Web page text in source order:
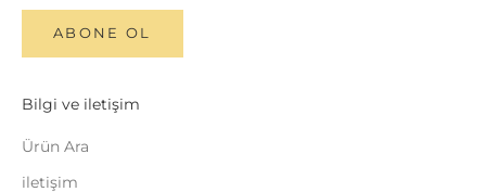
ABONE OL
Bilgi ve iletişim
Ürün Ara
iletişim